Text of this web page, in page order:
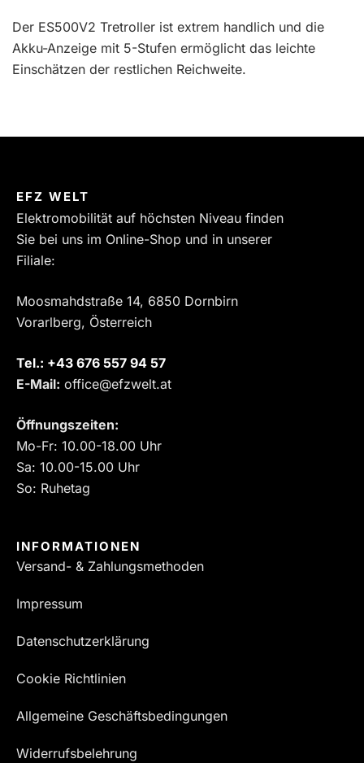
Der ES500V2 Tretroller ist extrem handlich und die
Akku-Anzeige mit 5-Stufen ermöglicht das leichte
Einschätzen der restlichen Reichweite.
EFZ WELT
Elektromobilität auf höchsten Niveau finden
Sie bei uns im Online-Shop und in unserer
Filiale:
Moosmahdstraße 14, 6850 Dornbirn
Vorarlberg, Österreich
Tel.: ‎+43 676 557 94 57
E-Mail: office@efzwelt.at
Öffnungszeiten:
Mo-Fr: 10.00-18.00 Uhr
Sa: 10.00-15.00 Uhr
So: Ruhetag
INFORMATIONEN
Versand- & Zahlungsmethoden
Impressum
Datenschutzerklärung
Cookie Richtlinien
Allgemeine Geschäftsbedingungen
Widerrufsbelehrung